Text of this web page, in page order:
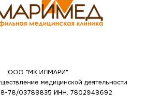
ООО "МК ИЛМАРИ"
медицинской деятельности
78/03789835 ИНН: 7802949692